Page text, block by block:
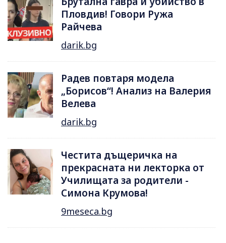
Пловдив! Говори Ружа
Райчева
darik.bg
Радев повтаря модела
„Борисов“! Анализ на Валерия
Велева
darik.bg
Честита дъщеричка на
прекрасната ни лекторка от
Училищата за родители -
Симона Крумова!
9meseca.bg